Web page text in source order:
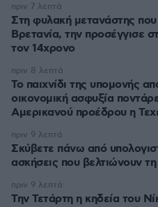
Στη φυλακή μετανάστης
Βρετανία, την προσέγγισε
τον 14χρονο
πριν 7 λεπτά
Το παιχνίδι της υπομονής
οικονομική ασφυξία
Αμερικανού προέδρου η
πριν 8 λεπτά
Σκύβετε πάνω από
ασκήσεις που βελτιώνουν
πριν 9 λεπτά
Την Τετάρτη η κηδεία του
πριν 9 λεπτά